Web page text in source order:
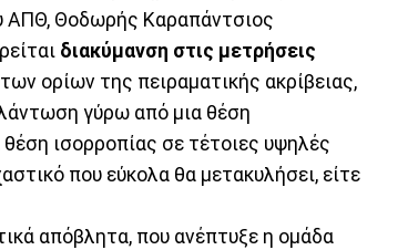
ΑΠΘ, Θοδωρής Καραπάντσιος
διακύμανση στις μετρήσεις
ορίων της πειραματικής ακρίβειας,
γύρω από μια θέση
ισορροπίας σε τέτοιες υψηλές
που εύκολα θα μετακυλήσει, είτε
απόβλητα, που ανέπτυξε η ομάδα